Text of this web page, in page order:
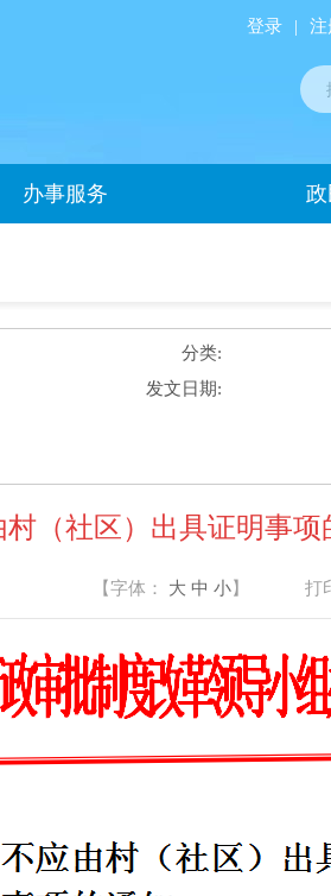
登录 | 注
办事服务
分类:
发文日期:
（社区）出具证明事项
【字体： 大 中 小】 打